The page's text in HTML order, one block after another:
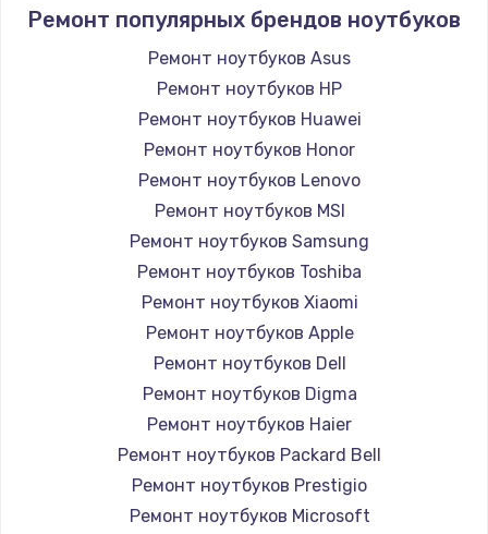
Ремонт популярных брендов ноутбуков
Ремонт ноутбуков Asus
Ремонт ноутбуков HP
Ремонт ноутбуков Huawei
Ремонт ноутбуков Honor
Ремонт ноутбуков Lenovo
Ремонт ноутбуков MSI
Ремонт ноутбуков Samsung
Ремонт ноутбуков Toshiba
Ремонт ноутбуков Xiaomi
Ремонт ноутбуков Apple
Ремонт ноутбуков Dell
Ремонт ноутбуков Digma
Ремонт ноутбуков Haier
Ремонт ноутбуков Packard Bell
Ремонт ноутбуков Prestigio
Ремонт ноутбуков Microsoft